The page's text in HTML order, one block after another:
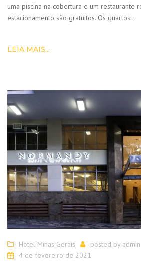
uma piscina na cobertura e um restaurante
estacionamento são gratuitos. Os quartos…
LEIA MAIS...
Hotel Minas Gerais posted by admin
4 de fevereiro de 2021